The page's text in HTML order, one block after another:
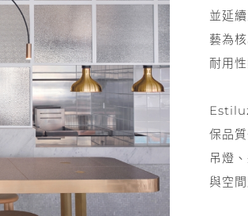
門市據點
並延
藝為
耐用
保品
吊燈
與空